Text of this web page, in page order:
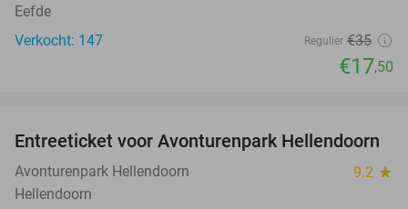
Eefde
Verkocht: 147
Regulier €35
€17,50
41%
Entreeticket voor Avonturenpark Hellendoorn
Avonturenpark Hellendoorn 9.2 star
Hellendoorn